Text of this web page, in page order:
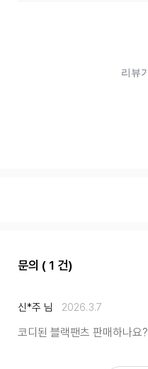
문의 ( 1 건)
신*주 님 2026.3.7
코디된 블랙팬츠 판매하나요?